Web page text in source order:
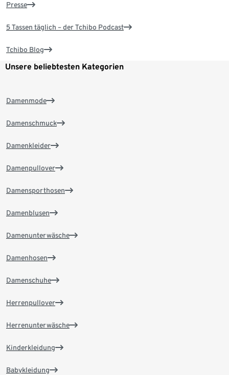
Presse
5 Tassen täglich – der Tchibo Podcast
Tchibo Blog
Unsere beliebtesten Kategorien
Damenmode
Damenschmuck
Damenkleider
Damenpullover
Damensporthosen
Damenblusen
Damenunterwäsche
Damenhosen
Damenschuhe
Herrenpullover
Herrenunterwäsche
Kinderkleidung
Babykleidung